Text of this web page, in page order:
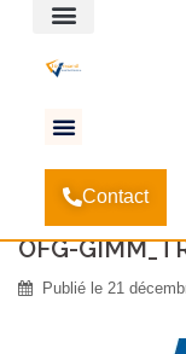
Contact
Accueil-
OFG-
OFG-
Publié le 21